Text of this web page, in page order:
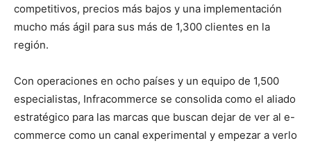
competitivos, precios más bajos y una implementación
mucho más ágil para sus más de 1,300 clientes en la
región.
Con operaciones en ocho países y un equipo de 1,500
especialistas, Infracommerce se consolida como el aliado
estratégico para las marcas que buscan dejar de ver al e-
commerce como un canal experimental y empezar a verlo